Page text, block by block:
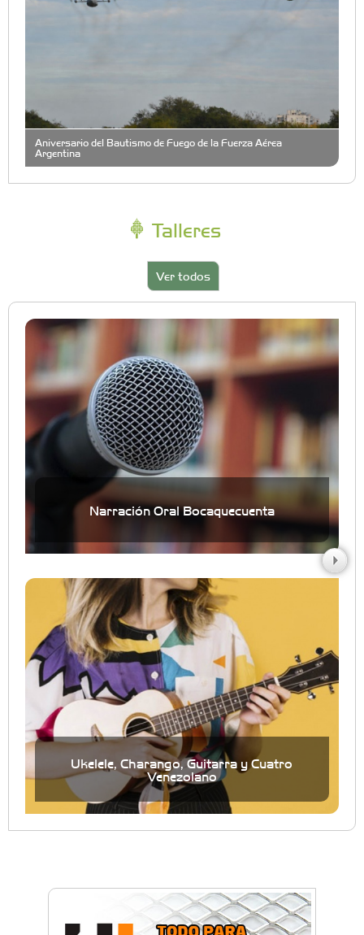
Aniversario del Bautismo de Fuego de la Fuerza Aérea
Argentina
Talleres
Ver todos
Narración Oral Bocaquecuenta
Ukelele, Charango, Guitarra y Cuatro
Venezolano